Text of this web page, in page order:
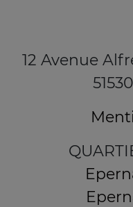
12 Avenue